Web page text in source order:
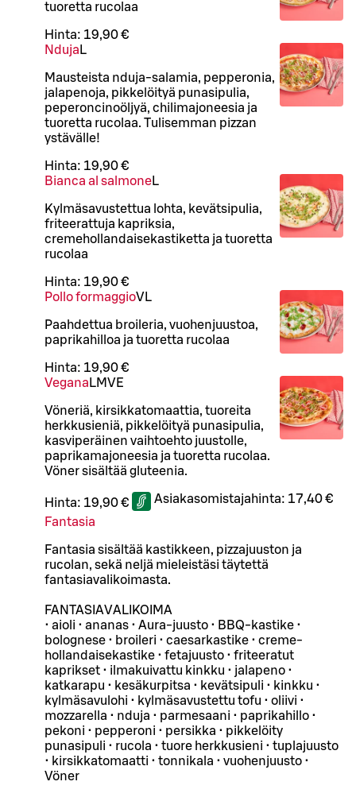
tuoretta rucolaa
Hinta: 19,90 €
Nduja L
Mausteista nduja-salamia, pepperonia,
jalapenoja, pikkelöityä punasipulia,
peperoncinoöljyä, chilimajoneesia ja
tuoretta rucolaa. Tulisemman pizzan
ystävälle!
Hinta: 19,90 €
Bianca al salmoneL
Kylmäsavustettua lohta, kevätsipulia,
friteerattuja kapriksia,
cremehollandaisekastiketta ja tuoretta
rucolaa
Hinta: 19,90 €
Pollo formaggioVL
Paahdettua broileria, vuohenjuustoa,
paprikahilloa ja tuoretta rucolaa
Hinta: 19,90 €
Vegana LMVE
Vöneriä, kirsikkatomaattia, tuoreita
herkkusieniä, pikkelöityä punasipulia,
kasviperäinen vaihtoehto juustolle,
paprikamajoneesia ja tuoretta rucolaa.
Vöner sisältää gluteenia.
Hinta: 19,90 € Asiakasomistajahinta: 17,40 €
Fantasia
Fantasia sisältää kastikkeen, pizzajuuston ja
rucolan, sekä neljä mieleistäsi täytettä
fantasiavalikoimasta.
FANTASIAVALIKOIMA
• aioli • ananas • Aura-juusto • BBQ-kastike •
bolognese • broileri • caesarkastike • creme-
hollandaisekastike • fetajuusto • friteeratut
kaprikset • ilmakuivattu kinkku • jalapeno •
katkarapu • kesäkurpitsa • kevätsipuli • kinkku •
kylmäsavulohi • kylmäsavustettu tofu • oliivi •
mozzarella • nduja • parmesaani • paprikahillo •
pekoni • pepperoni • persikka • pikkelöity
punasipuli • rucola • tuore herkkusieni • tuplajuusto
• kirsikkatomaatti • tonnikala • vuohenjuusto •
Vöner